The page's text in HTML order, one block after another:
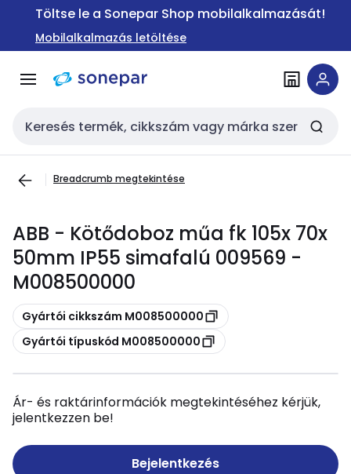
Ugrás a
Ugrás a
tartalomra
Töltse le a Sonepar Shop mobilalkalmazását!
Mobilalkalmazás letöltése
Keresési bemenet
Breadcrumb megtekintése
ABB - Kötődoboz műa fk 105x 70x
50mm IP55 simafalú 009569 -
M008500000
Másolás
Gyártói cikkszám M008500000
Másolás
Gyártói típuskód M008500000
Ár- és raktárinformációk megtekintéséhez kérjük,
jelentkezzen be!
Bejelentkezés